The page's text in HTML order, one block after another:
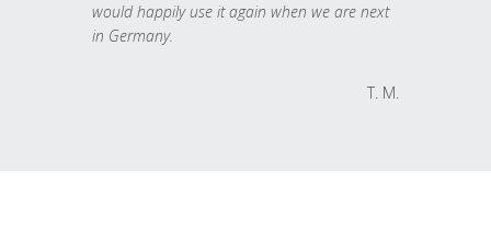
would happily use it again when we are next
in Germany.
T. M.